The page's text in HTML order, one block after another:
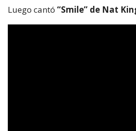
Luego cantó “Smile” de Nat